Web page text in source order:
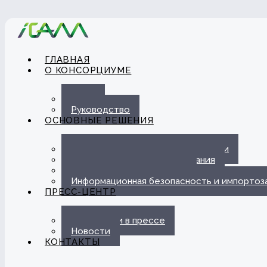
ГЛАВНАЯ
О КОНСОРЦИУМЕ
Руководство
ОСНОВНЫЕ РЕШЕНИЯ
Автоматизация ЭДО с Госорганами
Цифровые каналы обслуживания
Информационная безопасность и
ПРЕСС-ЦЕНТР
Публикации в прессе
Новости
КОНТАКТЫ